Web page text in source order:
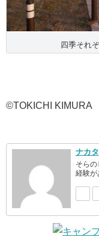
四季それ
©TOKICHI
ナカタ
そら
経験が